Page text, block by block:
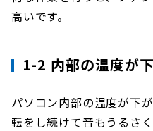
高いです。
1-2 内部の温度が
パソコン内部の温度が下
転をし続けて音もうるさく